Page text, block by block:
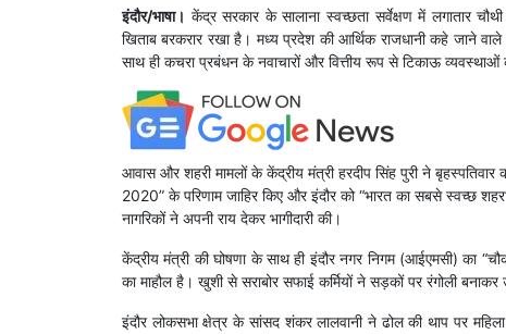
इंदौर/भाषा। केंद्र सरकार के सालाना स्वच्छता सर्वेक्षण में लगातार
खिताब बरकरार रखा है। मध्य प्रदेश की आर्थिक राजधानी कहे जाने
साथ ही कचरा प्रबंधन के नवाचारों और वित्तीय रूप से टिकाऊ व्यवस्थाओं
आवास और शहरी मामलों के केंद्रीय मंत्री हरदीप सिंह पुरी ने
2020” के परिणाम जाहिर किए और इंदौर को “भारत का सबसे स्वच्छ
नागरिकों ने अपनी राय देकर भागीदारी की।
केंद्रीय मंत्री की घोषणा के साथ ही इंदौर नगर निगम (आईएमसी) का
का माहौल है। खुशी से सराबोर सफाई कर्मियों ने सड़कों पर रंगोली
इंदौर लोकसभा क्षेत्र के सांसद शंकर लालवानी ने ढोल की थाप पर